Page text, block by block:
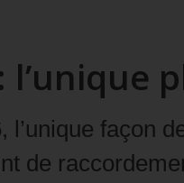
l’unique
, l’unique façon
de